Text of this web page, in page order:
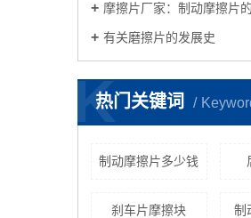
摩擦片厂家：制动摩擦片的技术要求剖析车
有关磨擦片的发展史
热门关键词
K
制动摩擦片多少钱
刹车片摩擦块 制